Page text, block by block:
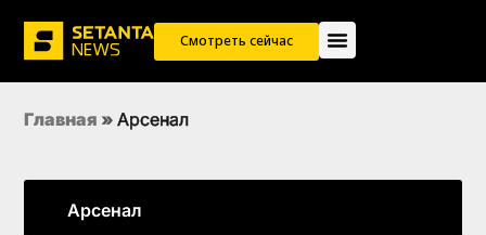
Смотреть сейчас
Главная » Арсенал
Арсенал